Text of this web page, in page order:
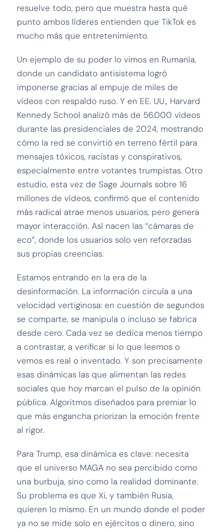
resuelve todo, pero que muestra hasta qué
punto ambos líderes entienden que TikTok es
mucho más que entretenimiento.
Un ejemplo de su poder lo vimos en Rumanía,
donde un candidato antisistema logró
imponerse gracias al empuje de miles de
vídeos con respaldo ruso. Y en EE. UU., Harvard
Kennedy School analizó más de 56.000 vídeos
durante las presidenciales de 2024, mostrando
cómo la red se convirtió en terreno fértil para
mensajes tóxicos, racistas y conspirativos,
especialmente entre votantes trumpistas. Otro
estudio, esta vez de Sage Journals sobre 16
millones de vídeos, confirmó que el contenido
más radical atrae menos usuarios, pero genera
mayor interacción. Así nacen las “cámaras de
eco”, donde los usuarios solo ven reforzadas
sus propias creencias.
Estamos entrando en la era de la
desinformación. La información circula a una
velocidad vertiginosa: en cuestión de segundos
se comparte, se manipula o incluso se fabrica
desde cero. Cada vez se dedica menos tiempo
a contrastar, a verificar si lo que leemos o
vemos es real o inventado. Y son precisamente
esas dinámicas las que alimentan las redes
sociales que hoy marcan el pulso de la opinión
pública. Algoritmos diseñados para premiar lo
que más engancha priorizan la emoción frente
al rigor.
Para Trump, esa dinámica es clave: necesita
que el universo MAGA no sea percibido como
una burbuja, sino como la realidad dominante.
Su problema es que Xi, y también Rusia,
quieren lo mismo. En un mundo donde el poder
ya no se mide solo en ejércitos o dinero, sino